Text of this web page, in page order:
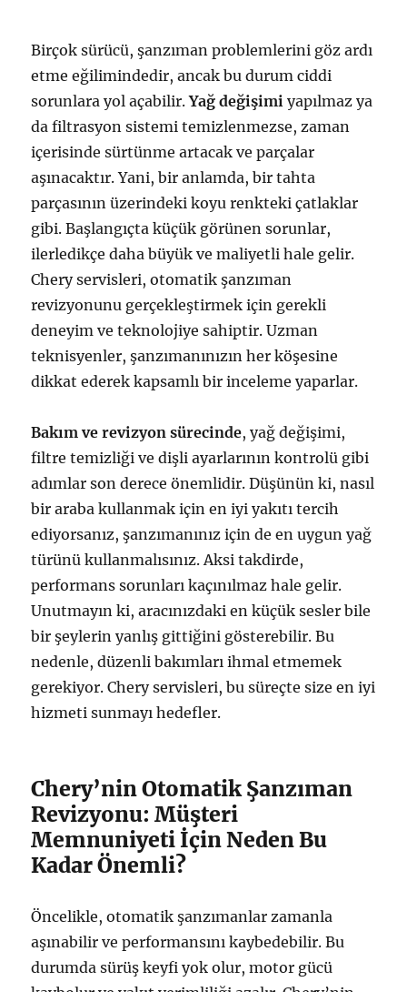
Birçok sürücü, şanzıman problemlerini göz ardı
etme eğilimindedir, ancak bu durum ciddi
sorunlara yol açabilir.Yağ değişimi yapılmaz ya
da filtrasyon sistemi temizlenmezse, zaman
içerisinde sürtünme artacak ve parçalar
aşınacaktır. Yani, bir anlamda, bir tahta
parçasının üzerindeki koyu renkteki çatlaklar
gibi. Başlangıçta küçük görünen sorunlar,
ilerledikçe daha büyük ve maliyetli hale gelir.
Chery servisleri, otomatik şanzıman
revizyonunu gerçekleştirmek için gerekli
deneyim ve teknolojiye sahiptir. Uzman
teknisyenler, şanzımanınızın her köşesine
dikkat ederek kapsamlı bir inceleme yaparlar.
Bakım ve revizyon sürecinde, yağ değişimi,
filtre temizliği ve dişli ayarlarının kontrolü gibi
adımlar son derece önemlidir. Düşünün ki, nasıl
bir araba kullanmak için en iyi yakıtı tercih
ediyorsanız, şanzımanınız için de en uygun yağ
türünü kullanmalısınız. Aksi takdirde,
performans sorunları kaçınılmaz hale gelir.
Unutmayın ki, aracınızdaki en küçük sesler bile
bir şeylerin yanlış gittiğini gösterebilir. Bu
nedenle, düzenli bakımları ihmal etmemek
gerekiyor. Chery servisleri, bu süreçte size en iyi
hizmeti sunmayı hedefler.
Chery’nin Otomatik Şanzıman
Revizyonu: Müşteri
Memnuniyeti İçin Neden Bu
Kadar Önemli?
Öncelikle, otomatik şanzımanlar zamanla
aşınabilir ve performansını kaybedebilir. Bu
durumda sürüş keyfi yok olur, motor gücü